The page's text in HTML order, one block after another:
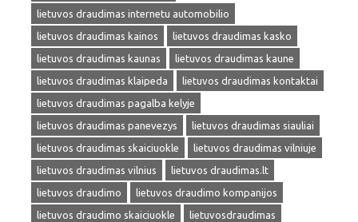
lietuvos draudimas internetu automobilio
lietuvos draudimas kainos
lietuvos draudimas kasko
lietuvos draudimas kaunas
lietuvos draudimas kaune
lietuvos draudimas klaipeda
lietuvos draudimas kontaktai
lietuvos draudimas pagalba kelyje
lietuvos draudimas panevezys
lietuvos draudimas siauliai
lietuvos draudimas skaiciuokle
lietuvos draudimas vilniuje
lietuvos draudimas vilnius
lietuvos draudimas.lt
lietuvos draudimo
lietuvos draudimo kompanijos
lietuvos draudimo skaiciuokle
lietuvosdraudimas